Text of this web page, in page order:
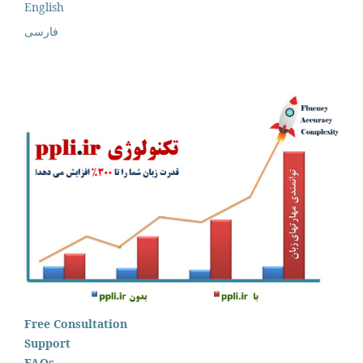
English
فارسی
Free Consultation
Support